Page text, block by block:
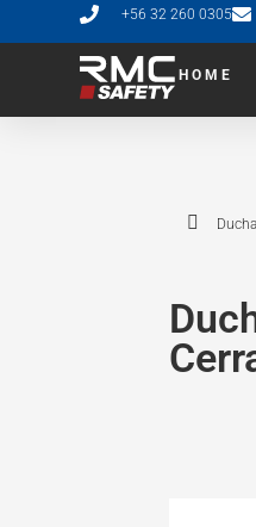
+56 32 260 0305
HOME